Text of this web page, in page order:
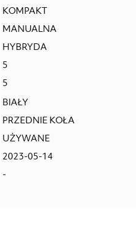
KOMPAKT
MANUALNA
HYBRYDA
5
5
BIAŁY
PRZEDNIE KOŁA
UŻYWANE
2023-05-14
-